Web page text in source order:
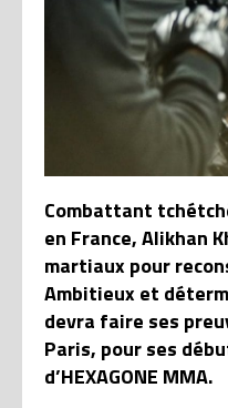
Combattant
en France, Alikhan
martiaux pour
Ambitieux et
devra faire ses
Paris, pour ses
d’HEXAGONE MMA.